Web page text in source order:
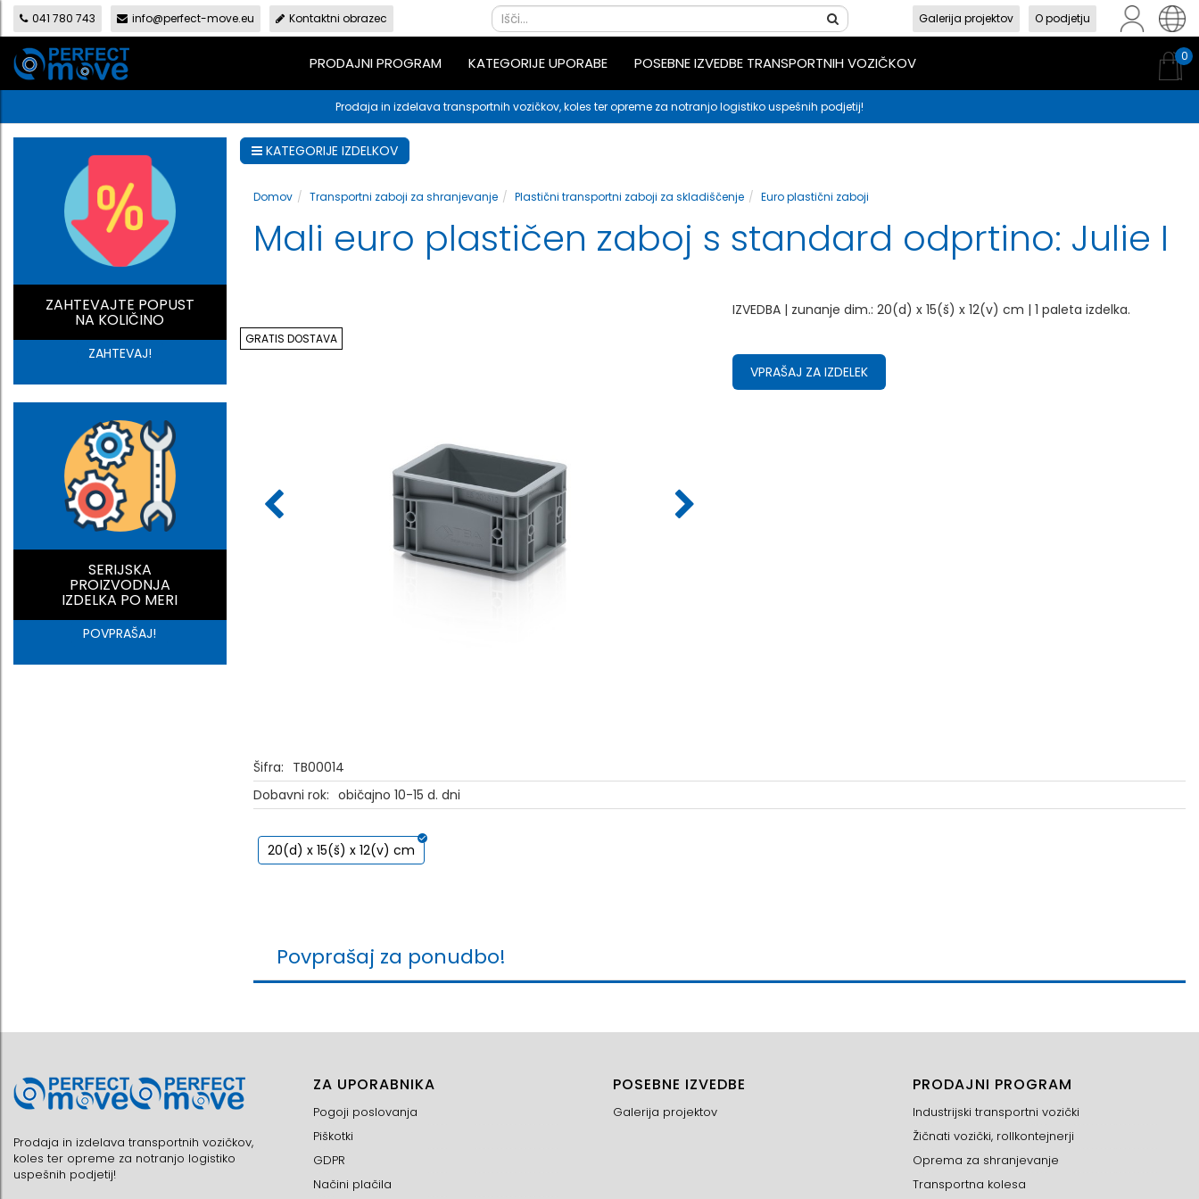
en
041 780 743 info@perfect-move.eu Kontaktni obrazec Galerija projektov O podjetju
PRODAJNI PROGRAM KATEGORIJE UPORABE POSEBNE IZVEDBE TRANSPORTNIH VOZIČKOV 0
Prodaja in izdelava transportnih vozičkov, koles ter opreme za notranjo logistiko uspešnih podjetij!
ZAHTEVAJTE POPUST
NA KOLIČINO
ZAHTEVAJ!
SERIJSKA
PROIZVODNJA
IZDELKA PO MERI
POVPRAŠAJ!
KATEGORIJE IZDELKOV
Domov Transportni zaboji za shranjevanje Plastični transportni zaboji za skladiščenje Euro plastični zaboji
Mali euro plastičen zaboj s standard odprtino: Julie I
GRATIS DOSTAVA
IZVEDBA | zunanje dim.: 20(d) x 15(š) x 12(v) cm | 1 paleta izdelka.
VPRAŠAJ ZA IZDELEK
Šifra: TB00014
Dobavni rok: običajno 10-15 d. dni
20(d) x 15(š) x 12(v) cm
Povprašaj za ponudbo!
Prodaja in izdelava transportnih vozičkov,
koles ter opreme za notranjo logistiko
uspešnih podjetij!
ZA UPORABNIKA
Pogoji poslovanja
Piškotki
GDPR
Načini plačila
POSEBNE IZVEDBE
Galerija projektov
PRODAJNI PROGRAM
Industrijski transportni vozički
Žičnati vozički, rollkontejnerji
Oprema za shranjevanje
Transportna kolesa